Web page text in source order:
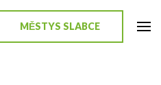
MĚSTYS SLABCE